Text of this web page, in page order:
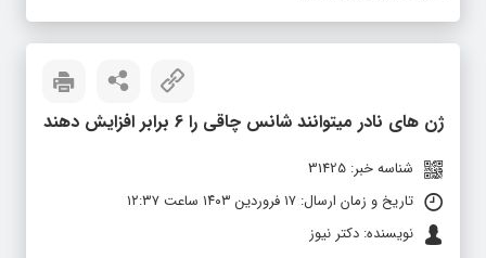
ژن های نادر میتوانند شانس چاقی را 6 برابر افزایش دهند
شناسه خبر: 31425
تاریخ و زمان ارسال: ۱۷ فروردین ۱۴۰۳ ساعت ۱۲:۳۷
نویسنده: دکتر نیوز